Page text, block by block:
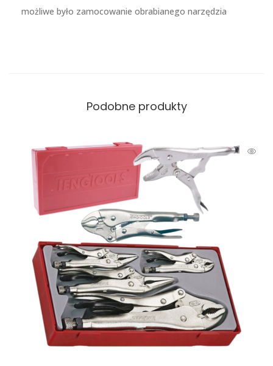
możliwe było zamocowanie obrabianego narzędzia
Podobne produkty